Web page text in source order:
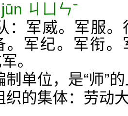
jūn ㄐㄩㄣˉ
：军威。军服。
。军纪。军衔
。
单位，是“师”
的集体：劳动